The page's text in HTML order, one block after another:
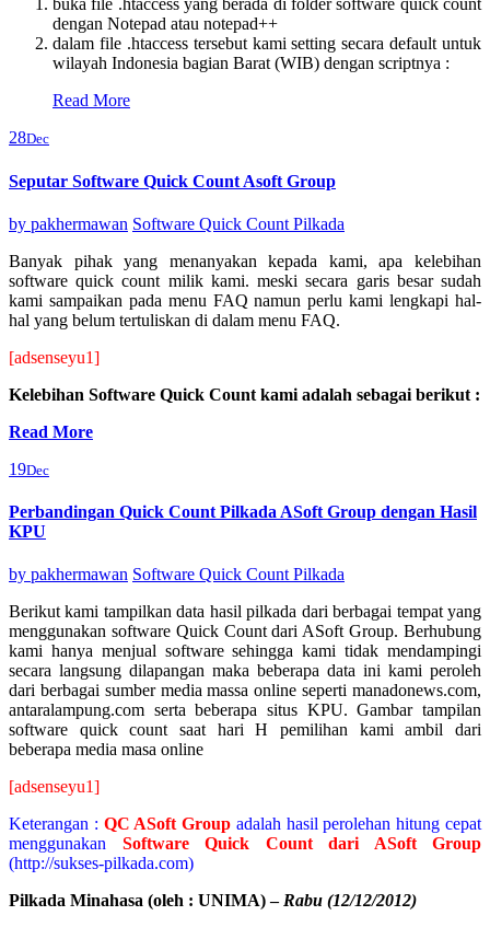
buka file .htaccess yang berada di folder software quick count
dengan Notepad atau notepad++
dalam file .htaccess tersebut kami setting secara default untuk
wilayah Indonesia bagian Barat (WIB) dengan scriptnya :
Read More
28Dec
Seputar Software Quick Count Asoft Group
by pakhermawan Software Quick Count Pilkada
Banyak pihak yang menanyakan kepada kami, apa kelebihan
software quick count milik kami. meski secara garis besar sudah
kami sampaikan pada menu FAQ namun perlu kami lengkapi hal-
hal yang belum tertuliskan di dalam menu FAQ.
[adsenseyu1]
Kelebihan Software Quick Count kami adalah sebagai berikut :
Read More
19Dec
Perbandingan Quick Count Pilkada ASoft Group dengan Hasil
KPU
by pakhermawan Software Quick Count Pilkada
Berikut kami tampilkan data hasil pilkada dari berbagai tempat yang
menggunakan software Quick Count dari ASoft Group. Berhubung
kami hanya menjual software sehingga kami tidak mendampingi
secara langsung dilapangan maka beberapa data ini kami peroleh
dari berbagai sumber media massa online seperti manadonews.com,
antaralampung.com serta beberapa situs KPU. Gambar tampilan
software quick count saat hari H pemilihan kami ambil dari
beberapa media masa online
[adsenseyu1]
Keterangan : QC ASoft Group adalah hasil perolehan hitung cepat
menggunakan Software Quick Count dari ASoft Group
(http://sukses-pilkada.com)
Pilkada Minahasa (oleh : UNIMA) –Rabu (12/12/2012)